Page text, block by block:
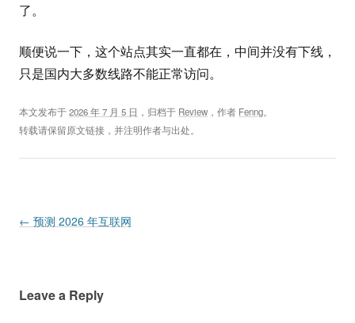
了。
顺便说一下，这个站点其实一直都在，中间并没有下线，
只是国内大多数线路不能正常访问。
本文发布于2026 年 7 月 5 日 ，归档于 Review ，作者 Fenng。
转载请保留原文链接，并注明作者与出处。
Post navigation
← 预测 2026 年互联网
Leave a Reply